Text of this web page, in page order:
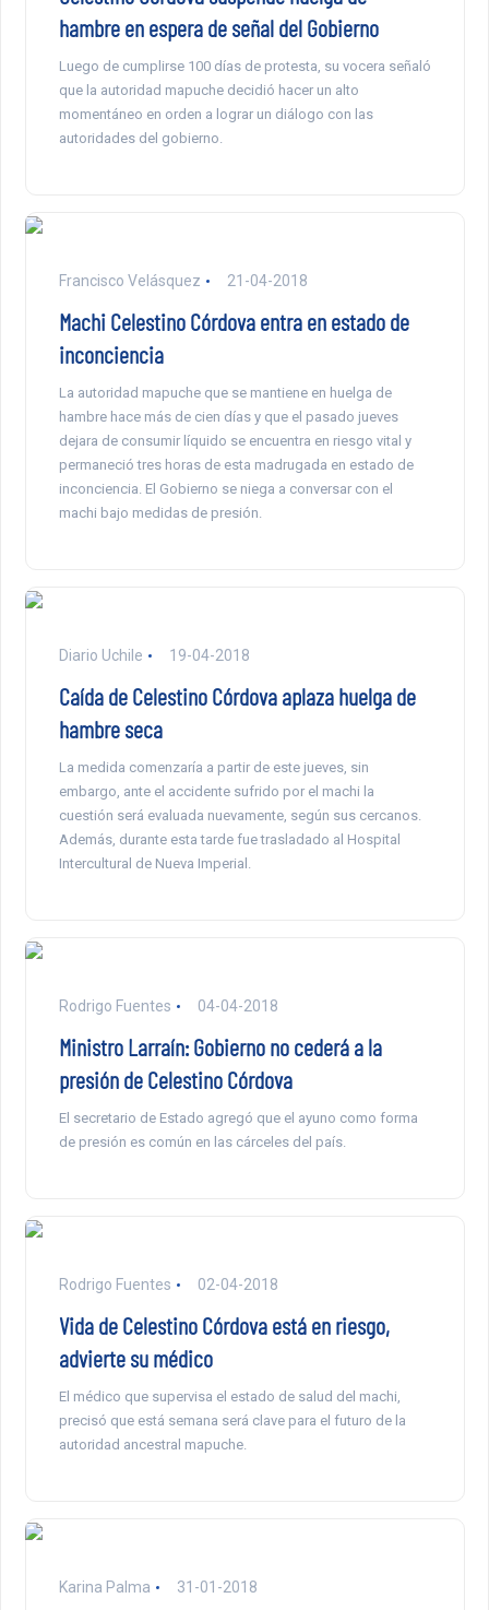
hambre en espera de señal del Gobierno
Luego de cumplirse 100 días de protesta, su vocera señaló
que la autoridad mapuche decidió hacer un alto
momentáneo en orden a lograr un diálogo con las
autoridades del gobierno.
Francisco Velásquez 21-04-2018
Machi Celestino Córdova entra en estado de
inconciencia
La autoridad mapuche que se mantiene en huelga de
hambre hace más de cien días y que el pasado jueves
dejara de consumir líquido se encuentra en riesgo vital y
permaneció tres horas de esta madrugada en estado de
inconciencia. El Gobierno se niega a conversar con el
machi bajo medidas de presión.
Diario Uchile 19-04-2018
Caída de Celestino Córdova aplaza huelga de
hambre seca
La medida comenzaría a partir de este jueves, sin
embargo, ante el accidente sufrido por el machi la
cuestión será evaluada nuevamente, según sus cercanos.
Además, durante esta tarde fue trasladado al Hospital
Intercultural de Nueva Imperial.
Rodrigo Fuentes 04-04-2018
Ministro Larraín: Gobierno no cederá a la
presión de Celestino Córdova
El secretario de Estado agregó que el ayuno como forma
de presión es común en las cárceles del país.
Rodrigo Fuentes 02-04-2018
Vida de Celestino Córdova está en riesgo,
advierte su médico
El médico que supervisa el estado de salud del machi,
precisó que está semana será clave para el futuro de la
autoridad ancestral mapuche.
Karina Palma 31-01-2018